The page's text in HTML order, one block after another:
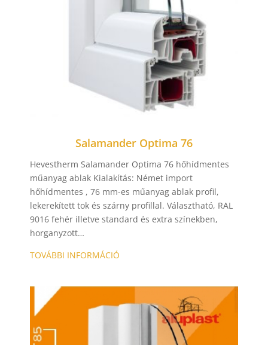
Salamander Optima 76
Hevestherm Salamander Optima 76 hőhídmentes
műanyag ablak Kialakítás: Német import
hőhídmentes , 76 mm-es műanyag ablak profil,
lekerekített tok és szárny profillal. Választható, RAL
9016 fehér illetve standard és extra színekben,
horganyzott…
TOVÁBBI INFORMÁCIÓ